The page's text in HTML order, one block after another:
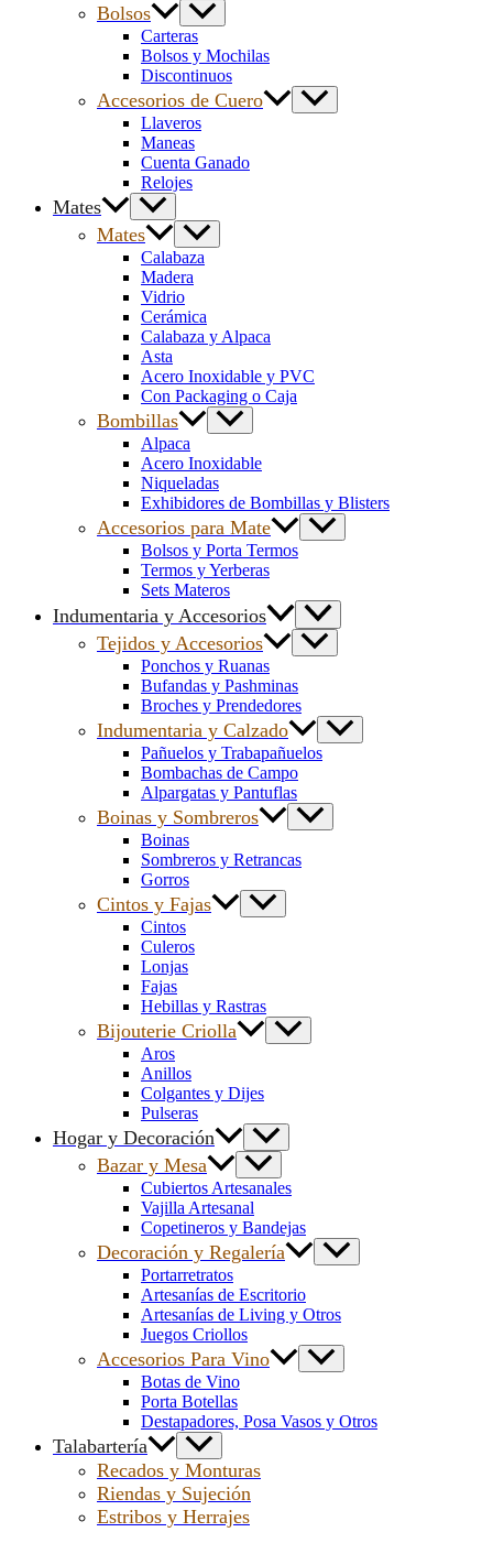
Bolsos
Carteras
Bolsos y Mochilas
Discontinuos
Accesorios de Cuero
Llaveros
Maneas
Cuenta Ganado
Relojes
Mates
Mates
Calabaza
Madera
Vidrio
Cerámica
Calabaza y Alpaca
Asta
Acero Inoxidable y PVC
Con Packaging o Caja
Bombillas
Alpaca
Acero Inoxidable
Niqueladas
Exhibidores de Bombillas y Blisters
Accesorios para Mate
Bolsos y Porta Termos
Termos y Yerberas
Sets Materos
Indumentaria y Accesorios
Tejidos y Accesorios
Ponchos y Ruanas
Bufandas y Pashminas
Broches y Prendedores
Indumentaria y Calzado
Pañuelos y Trabapañuelos
Bombachas de Campo
Alpargatas y Pantuflas
Boinas y Sombreros
Boinas
Sombreros y Retrancas
Gorros
Cintos y Fajas
Cintos
Culeros
Lonjas
Fajas
Hebillas y Rastras
Bijouterie Criolla
Aros
Anillos
Colgantes y Dijes
Pulseras
Hogar y Decoración
Bazar y Mesa
Cubiertos Artesanales
Vajilla Artesanal
Copetineros y Bandejas
Decoración y Regalería
Portarretratos
Artesanías de Escritorio
Artesanías de Living y Otros
Juegos Criollos
Accesorios Para Vino
Botas de Vino
Porta Botellas
Destapadores, Posa Vasos y Otros
Talabartería
Recados y Monturas
Riendas y Sujeción
Estribos y Herrajes